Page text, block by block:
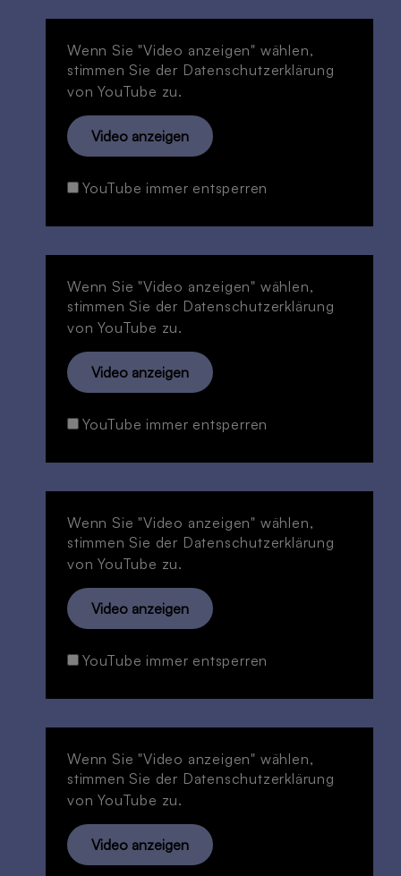
Wenn Sie "Video anzeigen" wählen,
stimmen Sie der Datenschutzerklärung
von YouTube zu.
Video anzeigen
YouTube immer entsperren
Wenn Sie "Video anzeigen" wählen,
stimmen Sie der Datenschutzerklärung
von YouTube zu.
Video anzeigen
YouTube immer entsperren
Wenn Sie "Video anzeigen" wählen,
stimmen Sie der Datenschutzerklärung
von YouTube zu.
Video anzeigen
YouTube immer entsperren
Wenn Sie "Video anzeigen" wählen,
stimmen Sie der Datenschutzerklärung
von YouTube zu.
Video anzeigen